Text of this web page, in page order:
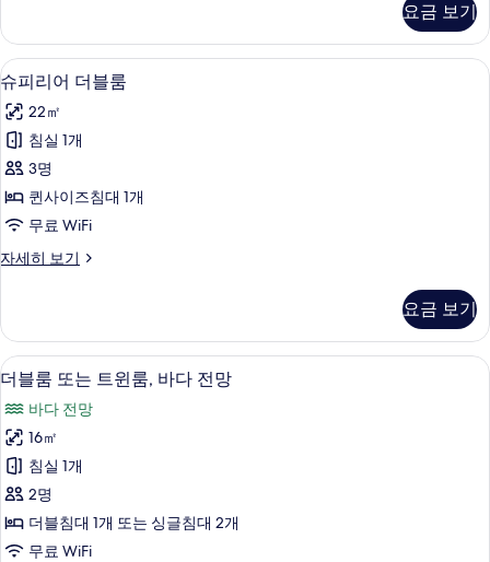
보
기
and
Lake
View
자
세
히
보
기
요금 보기
슈
피
리
어
더
블
사
모
두
보
기
슈피리어 더블룸 | 미니바, 객실 내 금
5
슈피리어 더블룸
22㎡
침실 1개
3명
퀸사이즈침대 1개
무료 WiFi
자세히 보기
슈
더
블
룸
자
세
히
보
기
요금 보기
더
블
룸
또
는
트
윈
6
더블룸 또는 트윈룸, 바다 전망
바다 전망
16㎡
침실 1개
2명
더블침대 1개 또는 싱글침대 2개
무료 WiFi